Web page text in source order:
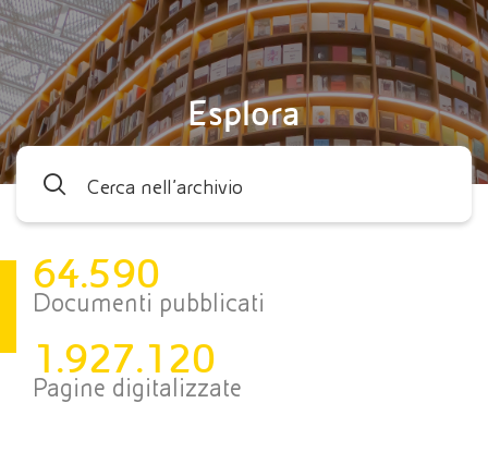
Esplora
64.590
Documenti pubblicati
1.927.120
Pagine digitalizzate